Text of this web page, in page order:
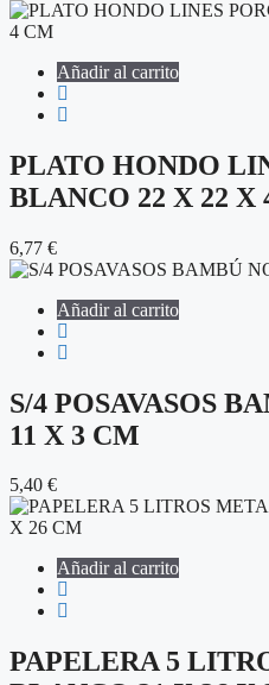
Añadir al carrito
PLATO HONDO
BLANCO 22 X 22 X
6,77 €
Añadir al carrito
S/4 POSAVASOS
11 X 3 CM
5,40 €
Añadir al carrito
PAPELERA 5